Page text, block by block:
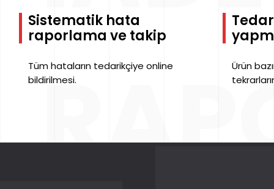
Sistematik hata
raporlama ve takip
Tüm hataların tedarikçiye online
bildirilmesi.
Ürün